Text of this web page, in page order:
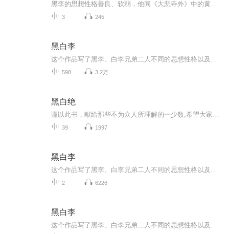
3 245
黑白李
598 3.2万
黑白绝
39 1997
黑白李
2 6226
黑白李